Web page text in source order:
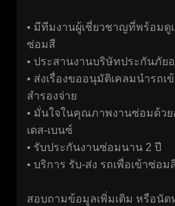
• มีทีมงานผู้เชี่ยวชาญที่พร้อมดู
ซ่อมสี
• ประสานงานบริษัทประกันภัย
• ส่งเรื่องขออนุมัติเคลมนำรถเ
สำรองจ่าย
• มั่นใจในคุณภาพงานซ่อมด้วย
เดส-เบนซ์
• รับประกันงานซ่อมนาน 2 ปี
• บริการ รับ-ส่ง รถเพื่อเข้าซ่อ
สอบถามข้อมูลเพิ่มเติม หรือนั